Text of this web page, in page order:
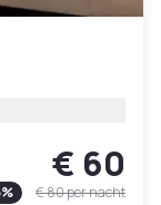
€ 60
% € 80per nacht